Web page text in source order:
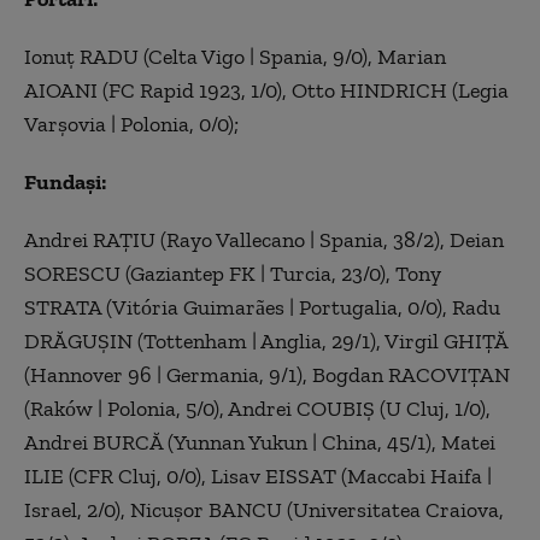
Ionuţ RADU (Celta Vigo | Spania, 9/0), Marian
AIOANI (FC Rapid 1923, 1/0), Otto HINDRICH (Legia
Varşovia | Polonia, 0/0);
Fundași:
Andrei RAŢIU (Rayo Vallecano | Spania, 38/2), Deian
SORESCU (Gaziantep FK | Turcia, 23/0), Tony
STRATA (Vitória Guimarães | Portugalia, 0/0), Radu
DRĂGUŞIN (Tottenham | Anglia, 29/1), Virgil GHIŢĂ
(Hannover 96 | Germania, 9/1), Bogdan RACOVIŢAN
(Raków | Polonia, 5/0), Andrei COUBIŞ (U Cluj, 1/0),
Andrei BURCĂ (Yunnan Yukun | China, 45/1), Matei
ILIE (CFR Cluj, 0/0), Lisav EISSAT (Maccabi Haifa |
Israel, 2/0), Nicuşor BANCU (Universitatea Craiova,